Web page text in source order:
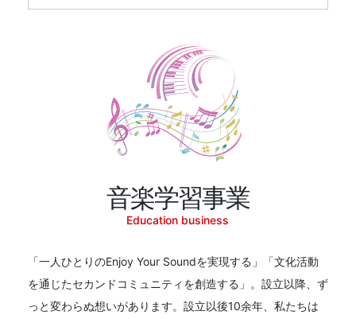
音楽学習事業
Education business
「一人ひとりのEnjoy Your Soundを実現する」「文化活動
を通じたセカンドコミュニティを創造する」。設立以降、ず
っと変わらぬ想いがあります。設立以後10余年、私たちは